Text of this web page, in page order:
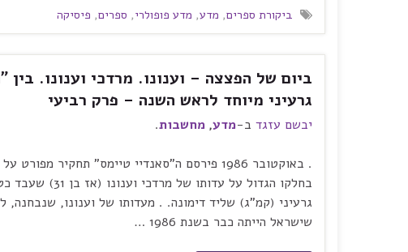
ביקורת ספרים, מדע, מדע פופולרי, ספרים, פיסיקה
ביום של הפצצה – וענונו. מרדכי וענונו.
גרעיני מיוחד לראש השנה – פרק רביעי
יבשם עזגד ב-מדע, מחשבות.
. באוקטובר 1986 פירסם ה"סאנדיי טיימס"
גרעיני (קמ"ג) שליד דימונה. . מעדותו של וענונו, שנבחנה,
שישראל הייתה כבר בשנת 1986 …